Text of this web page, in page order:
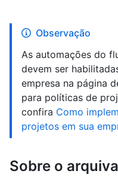
Observação
As automações do
devem ser
empresa na página
para políticas de
confira Como
projetos em sua
Sobre o